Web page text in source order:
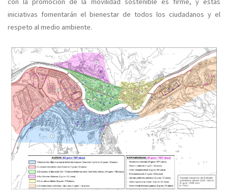
iniciativas fomentarán el bienestar de todos los ciudadanos y el
respeto al medio ambiente.